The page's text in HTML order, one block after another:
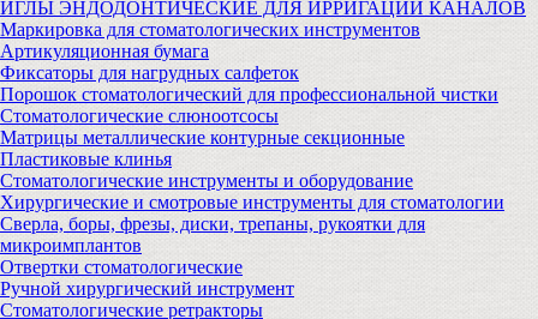
ИГЛЫ ЭНДОДОНТИЧЕСКИЕ ДЛЯ ИРРИГАЦИИ КАНАЛОВ
Маркировка для стоматологических инструментов
Артикуляционная бумага
Фиксаторы для нагрудных салфеток
Порошок стоматологический для профессиональной чистки
Стоматологические слюноотсосы
Матрицы металлические контурные секционные
Пластиковые клинья
Стоматологические инструменты и оборудование
Хирургические и смотровые инструменты для стоматологии
Сверла, боры, фрезы, диски, трепаны, рукоятки для
микроимплантов
Отвертки стоматологические
Ручной хирургический инструмент
Стоматологические ретракторы